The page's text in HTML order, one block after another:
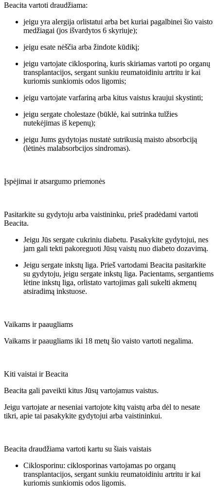
Beacita vartoti draudžiama:
jeigu yra alergija orlistatui arba bet kuriai pagalbinei šio vaisto
medžiagai (jos išvardytos 6 skyriuje);
jeigu esate nėščia arba žindote kūdikį;
jeigu vartojate ciklosporiną, kuris skiriamas vartoti po organų
transplantacijos, sergant sunkiu reumatoidiniu artritu ir kai
kuriomis sunkiomis odos ligomis;
jeigu vartojate varfariną arba kitus vaistus kraujui skystinti;
jeigu sergate cholestaze (būklė, kai sutrinka tulžies
nutekėjimas iš kepenų);
jeigu Jums gydytojas nustatė sutrikusią maisto absorbciją
(lėtinės malabsorbcijos sindromas).
Įspėjimai ir atsargumo priemonės
Pasitarkite su gydytoju arba vaistininku, prieš pradėdami vartoti
Beacita.
Jeigu Jūs sergate cukriniu diabetu. Pasakykite gydytojui, nes
jam gali tekti pakoreguoti Jūsų vaistų nuo diabeto dozavimą.
Jeigu sergate inkstų liga. Prieš vartodami Beacita pasitarkite
su gydytoju, jeigu sergate inkstų liga. Pacientams, sergantiems
lėtine inkstų liga, orlistato vartojimas gali sukelti akmenų
atsiradimą inkstuose.
Vaikams ir paaugliams
Vaikams ir paaugliams iki 18 metų šio vaisto vartoti negalima.
Kiti vaistai ir Beacita
Beacita gali paveikti kitus Jūsų vartojamus vaistus.
Jeigu vartojate ar neseniai vartojote kitų vaistų arba dėl to nesate
tikri, apie tai pasakykite gydytojui arba vaistininkui.
Beacita draudžiama vartoti kartu su šiais vaistais
Ciklosporinu: ciklosporinas vartojamas po organų
transplantacijos, sergant sunkiu reumatoidiniu artritu ir kai
kuriomis sunkiomis odos ligomis.